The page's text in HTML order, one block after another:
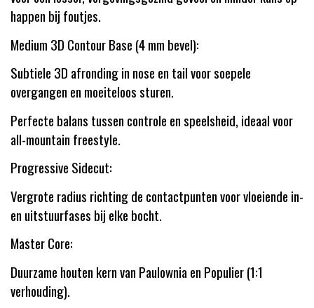
happen bij foutjes.
Medium 3D Contour Base (4 mm bevel):
Subtiele 3D afronding in nose en tail voor soepele
overgangen en moeiteloos sturen.
Perfecte balans tussen controle en speelsheid, ideaal voor
all-mountain freestyle.
Progressive Sidecut:
Vergrote radius richting de contactpunten voor vloeiende in-
en uitstuurfases bij elke bocht.
Master Core:
Duurzame houten kern van Paulownia en Populier (1:1
verhouding).